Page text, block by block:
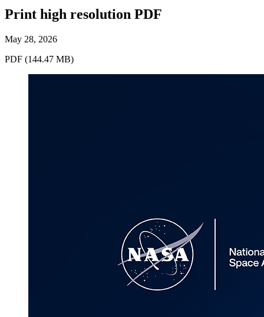
Print high resolution PDF
May 28, 2026
PDF (144.47 MB)